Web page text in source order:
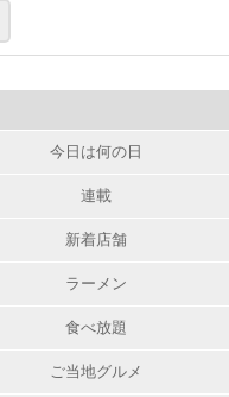
今日は何の日
連載
新着店舗
ラーメン
食べ放題
ご当地グルメ